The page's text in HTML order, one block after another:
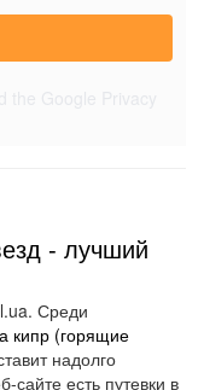
- лучший
Среди
кипр (горящие
надолго
есть путевки в